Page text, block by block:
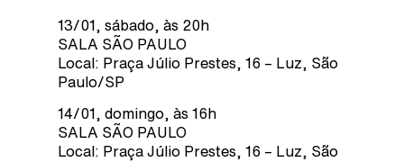
13/01, sábado, às 20h
SALA SÃO PAULO
Local: Praça Júlio Prestes, 16 – Luz, São
Paulo/SP
14/01, domingo, às 16h
SALA SÃO PAULO
Local: Praça Júlio Prestes, 16 – Luz, São